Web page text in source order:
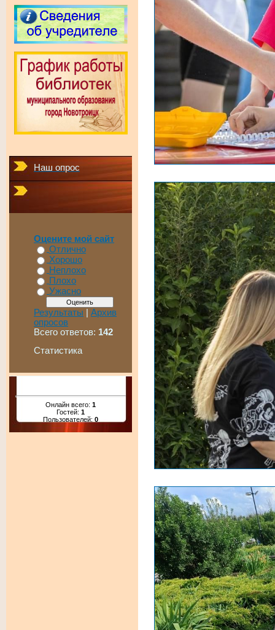
Наш опрос
Оцените мой сайт
Отлично
Хорошо
Неплохо
Плохо
Ужасно
Результаты | Архив
опросов
Всего ответов: 142
Статистика
Онлайн всего: 1
Гостей: 1
Пользователей: 0